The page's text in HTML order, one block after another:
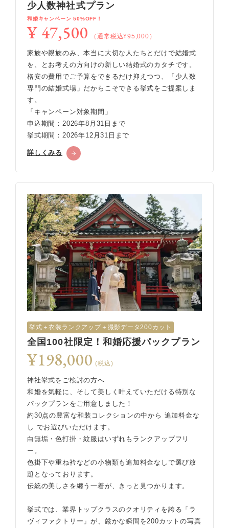
少人数神社式プラン
和婚キャンペーン 50%OFF！
¥ 47,500 （通常税込¥95,000）
家族や親族のみ、本当に大切な人たちとだけで結婚式
を、とお考えの方向けの新しい結婚式のカタチです。
格安の費用でご予算をできるだけ抑えつつ、「少人数
専門の結婚式場」だからこそできる挙式をご提案しま
す。
「キャンペーン対象期間」
申込期間：2026年8月31日まで
挙式期間：2026年12月31日まで
詳しくみる
挙式︎＋衣装ランクアップ＋撮影データ200カット
全国100社限定！和婚応援パックプラン
¥198,000 (税込)
神社挙式をご検討の方へ
和婚を気軽に、そして美しく叶えていただける特別な
パックプランをご用意しました！
約30点の豊富な和装コレクションの中から 追加料金な
し でお選びいただけます。
白無垢・色打掛・紋服はいずれもランクアップフリ
ー。
色掛下や重ね衿などの小物類も追加料金なしで選び放
題となっております。
伝統の美しさを纏う一着が、きっと見つかります。
挙式では、業界トップクラスのクオリティを誇る「ラ
ヴィファクトリー」が、厳かな瞬間を200カットの写真